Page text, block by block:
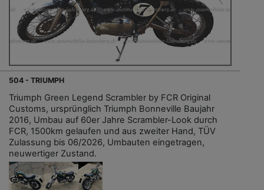
504 - TRIUMPH
Triumph Green Legend Scrambler by FCR Original
Customs, ursprünglich Triumph Bonneville Baujahr
2016, Umbau auf 60er Jahre Scrambler-Look durch
FCR, 1500km gelaufen und aus zweiter Hand, TÜV
Zulassung bis 06/2026, Umbauten eingetragen,
neuwertiger Zustand.